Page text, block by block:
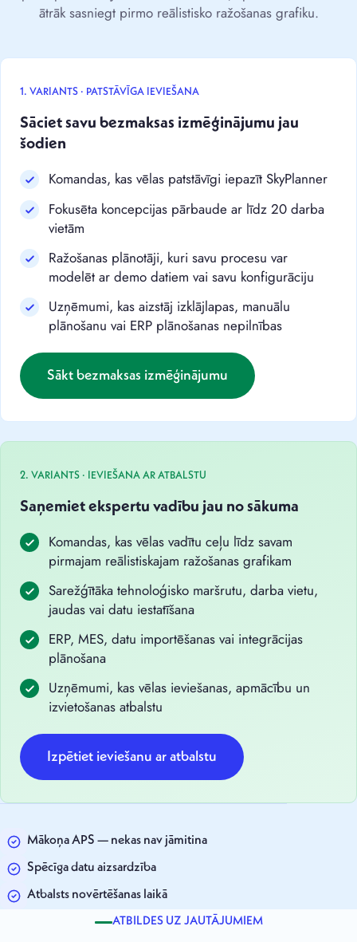
ātrāk sasniegt pirmo reālistisko ražošanas grafiku.
1. VARIANTS · PATSTĀVĪGA IEVIEŠANA
Sāciet savu bezmaksas izmēģinājumu jau
šodien
Komandas, kas vēlas patstāvīgi iepazīt SkyPlanner
Fokusēta koncepcijas pārbaude ar līdz 20 darba
vietām
Ražošanas plānotāji, kuri savu procesu var
modelēt ar demo datiem vai savu konfigurāciju
Uzņēmumi, kas aizstāj izklājlapas, manuālu
plānošanu vai ERP plānošanas nepilnības
Sākt bezmaksas izmēģinājumu
2. VARIANTS · IEVIEŠANA AR ATBALSTU
Saņemiet ekspertu vadību jau no sākuma
Komandas, kas vēlas vadītu ceļu līdz savam
pirmajam reālistiskajam ražošanas grafikam
Sarežģītāka tehnoloģisko maršrutu, darba vietu,
jaudas vai datu iestatīšana
ERP, MES, datu importēšanas vai integrācijas
plānošana
Uzņēmumi, kas vēlas ieviešanas, apmācību un
izvietošanas atbalstu
Izpētiet ieviešanu ar atbalstu
Mākoņa APS — nekas nav jāmitina
Spēcīga datu aizsardzība
Atbalsts novērtēšanas laikā
ATBILDES UZ JAUTĀJUMIEM